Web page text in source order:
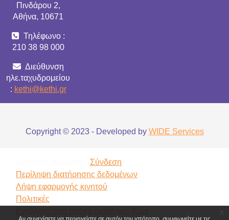
Πινδάρου 2,
Αθήνα, 10671
Τηλέφωνο :
210 38 98 000
Διεύθυνση
ηλε.ταχυδρομείου
: kethi@kethi.gr
Copyright © 2023 - Developed by WIDE Services
Σύνδεση
Περίληψη διατήρησης δεδομένων
Λήψη εφαρμογής κινητού
Πολιτικές